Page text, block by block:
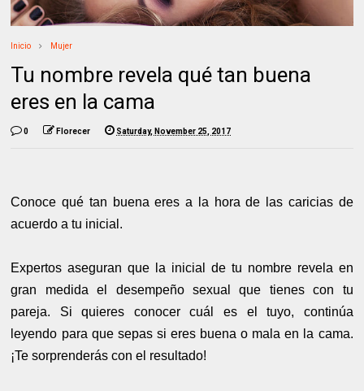
Inicio Mujer
Tu nombre revela qué tan buena
eres en la cama
0 Florecer Saturday, November 25, 2017
Conoce qué tan buena eres a la hora de las caricias de
acuerdo a tu inicial.
Expertos aseguran que la inicial de tu nombre revela en
gran medida el desempeño sexual que tienes con tu
pareja. Si quieres conocer cuál es el tuyo, continúa
leyendo para que sepas si eres buena o mala en la cama.
¡Te sorprenderás con el resultado!